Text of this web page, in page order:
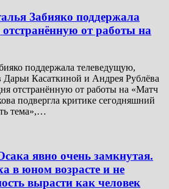
Забияко поддержала
от работы на
поддержала телеведущую,
Дарьи Касаткиной и Андрея Рублёва
отстранённую от работы на «Матч
подвергла критике сегодняшний
тема»,…
явно очень замкнутая.
в юном возрасте и не
вырасти как человек